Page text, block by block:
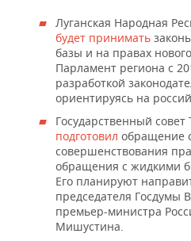
Луганская Народная
будет принимать
базы и на правах
Парламент региона с
разработкой
ориентируясь на
Государственный совет
подготовил обращение
совершенствования
обращения с жидкими
Его планируют
председателя Госдумы
премьер-министра
Мишустина.